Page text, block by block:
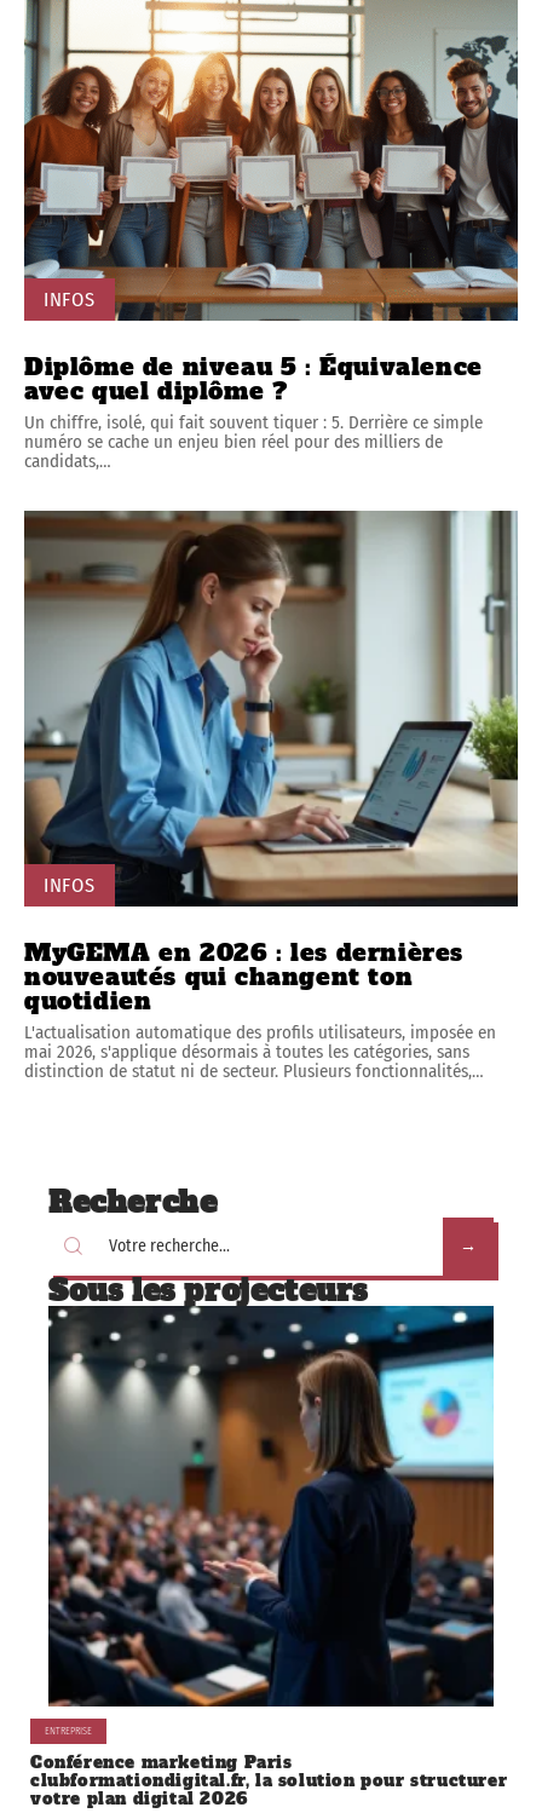
INFOS
Diplôme de niveau 5 : Équivalence
avec quel diplôme ?
Un chiffre, isolé, qui fait souvent tiquer : 5. Derrière ce simple
numéro se cache un enjeu bien réel pour des milliers de
candidats,…
INFOS
MyGEMA en 2026 : les dernières
nouveautés qui changent ton
quotidien
L'actualisation automatique des profils utilisateurs, imposée en
mai 2026, s'applique désormais à toutes les catégories, sans
distinction de statut ni de secteur. Plusieurs fonctionnalités,…
Recherche
Sous les projecteurs
ENTREPRISE
Conférence marketing Paris
clubformationdigital.fr, la solution pour structurer
votre plan digital 2026